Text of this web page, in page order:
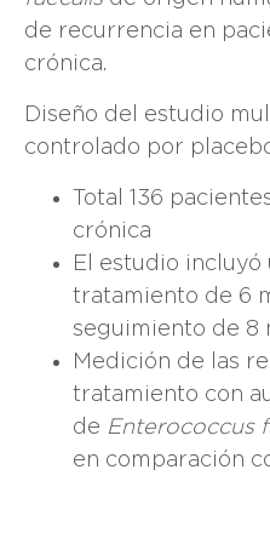
de recurrencia en
crónica.
Diseño del estudio
controlado por
Total 136
crónica
El estudio
tratamiento de 6
seguimiento de 8
Medición de las
tratamiento con
de Enterococcus
en comparación